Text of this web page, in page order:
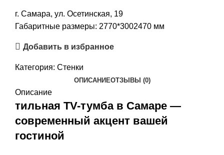
г. Самара, ул. Осетинская, 19
Габаритные размеры: 2770*3002470 мм
Добавить в избранное
Категория: Стенки
ОПИСАНИЕОТЗЫВЫ (0)
Описание
тильная TV-тумба в Самаре —
современный акцент вашей
гостиной